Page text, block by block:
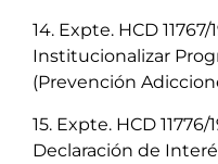
14. Expte. HCD
Institucionalizar
(Prevención
15. Expte. HCD 11776/
Declaración de